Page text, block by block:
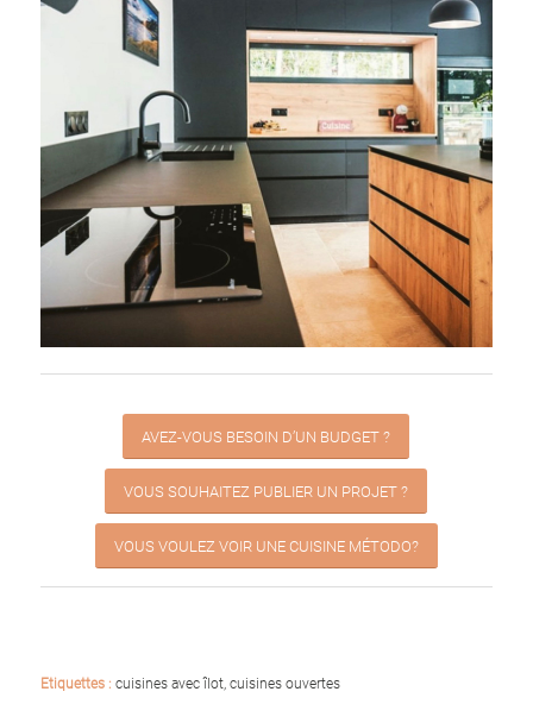
AVEZ-VOUS BESOIN D’UN BUDGET ?
VOUS SOUHAITEZ PUBLIER UN PROJET ?
VOUS VOULEZ VOIR UNE CUISINE MÉTODO?
Etiquettes : cuisines avec îlot, cuisines ouvertes